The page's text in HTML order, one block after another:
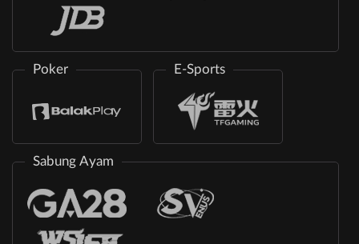
Poker E-Sports
Sabung Ayam